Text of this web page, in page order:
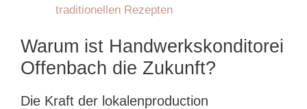
traditionellen Rezepten
Warum ist Handwerkskonditorei
Offenbach die Zukunft?
Die Kraft der lokalenproduction